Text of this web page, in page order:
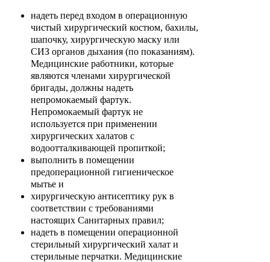
надеть перед входом в операционную
чистый хирургический костюм, бахилы,
шапочку, хирургическую маску или
СИЗ органов дыхания (по показаниям).
Медицинские работники, которые
являются членами хирургической
бригады, должны надеть
непромокаемый фартук.
Непромокаемый фартук не
используется при применении
хирургических халатов с
водоотталкивающей пропиткой;
выполнить в помещении
предоперационной гигиеническое
мытье и
хирургическую антисептику рук в
соответствии с требованиями
настоящих Санитарных правил;
надеть в помещении операционной
стерильный хирургический халат и
стерильные перчатки. Медицинские